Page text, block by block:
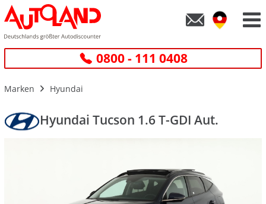
0800 - 111 0408
Marken Hyundai
Hyundai Tucson 1.6 T-GDI Aut.